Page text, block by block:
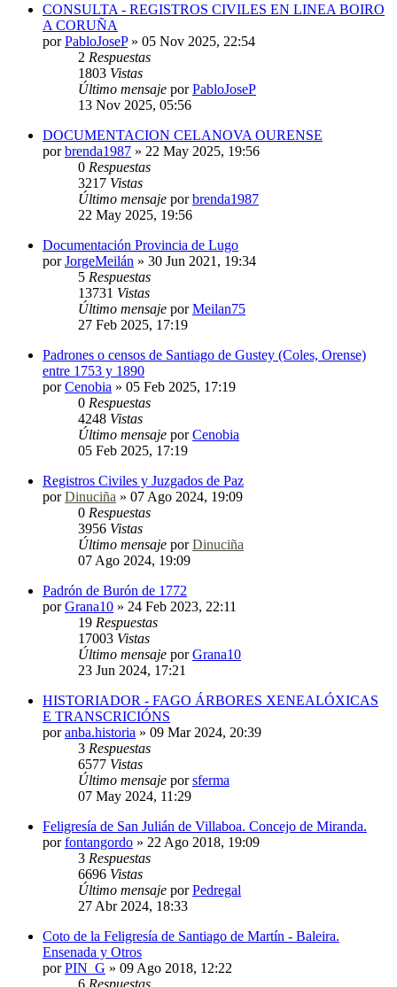
CONSULTA - REGISTROS CIVILES EN LINEA BOIRO
A CORUÑA
porPabloJoseP» 05 Nov 2025, 22:54
2 Respuestas
1803 Vistas
Último mensaje porPabloJoseP
13 Nov 2025, 05:56
DOCUMENTACION CELANOVA OURENSE
porbrenda1987 » 22 May 2025, 19:56
0 Respuestas
3217 Vistas
Último mensaje porbrenda1987
22 May 2025, 19:56
Documentación Provincia de Lugo
porJorgeMeilán » 30 Jun 2021, 19:34
5 Respuestas
13731 Vistas
Último mensaje porMeilan75
27 Feb 2025, 17:19
Padrones o censos de Santiago de Gustey (Coles, Orense)
entre 1753 y 1890
porCenobia » 05 Feb 2025, 17:19
0 Respuestas
4248 Vistas
Último mensaje porCenobia
05 Feb 2025, 17:19
Registros Civiles y Juzgados de Paz
porDinuciña » 07 Ago 2024, 19:09
0 Respuestas
3956 Vistas
Último mensaje porDinuciña
07 Ago 2024, 19:09
Padrón de Burón de 1772
porGrana10 » 24 Feb 2023, 22:11
19 Respuestas
17003 Vistas
Último mensaje porGrana10
23 Jun 2024, 17:21
HISTORIADOR - FAGO ÁRBORES XENEALÓXICAS
E TRANSCRICIÓNS
poranba.historia » 09 Mar 2024, 20:39
3 Respuestas
6577 Vistas
Último mensaje porsferma
07 May 2024, 11:29
Feligresía de San Julián de Villaboa. Concejo de Miranda.
porfontangordo » 22 Ago 2018, 19:09
3 Respuestas
6696 Vistas
Último mensaje porPedregal
27 Abr 2024, 18:33
Coto de la Feligresía de Santiago de Martín - Baleira.
Ensenada y Otros
porPIN_G » 09 Ago 2018, 12:22
6 Respuestas